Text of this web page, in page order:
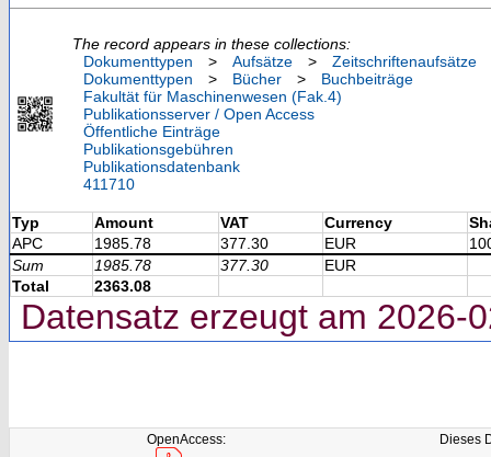
The record appears in these collections:
Dokumenttypen
> Aufsätze >
Zeitschriftenaufsätze
Dokumenttypen
> Bücher >
Buchbeiträge
Fakultät für Maschinenwesen (Fak.4)
Publikationsserver / Open Access
Öffentliche Einträge
Publikationsgebühren
Publikationsdatenbank
411710
Typ Amount VAT Currency
APC
1985.78 377.30 EUR
Sum
1985.78 377.30
EUR
Total
2363.08
Datensatz erzeugt am 2026-
OpenAccess: Dieses